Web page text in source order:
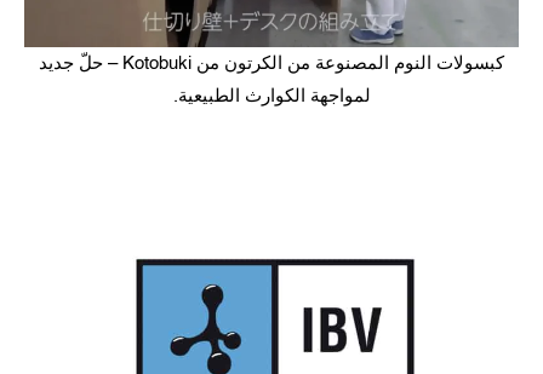
كبسولات النوم المصنوعة من الكرتون من Kotobuki – حلّ جديد
لمواجهة الكوارث الطبيعية.